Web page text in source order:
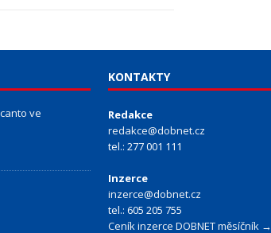
ve
KONTAKTY
Redakce
redakce@dobnet.cz
tel.: 277 001 111
Inzerce
inzerce@dobnet.cz
tel.: 605 205 755
Ceník inzerce DOBNET měsíčník →